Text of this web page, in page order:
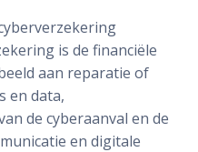
is de financiële
aan reparatie of
en data,
de cyberaanval en de
en digitale